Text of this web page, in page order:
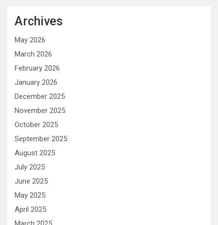
Archives
May 2026
March 2026
February 2026
January 2026
December 2025
November 2025
October 2025
September 2025
August 2025
July 2025
June 2025
May 2025
April 2025